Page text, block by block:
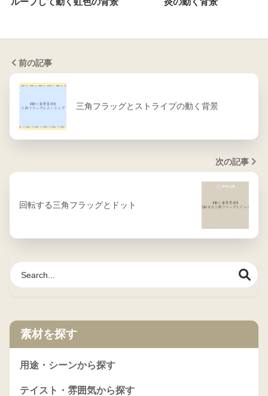
前の記事
三角フラッグとストライプの動く背景
次の記事
回転する三角フラッグとドット
素材を探す
用途・シーンから探す
テイスト・雰囲気から探す